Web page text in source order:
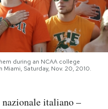
during an NCAA college
Saturday, Nov. 20, 2010.
italiano –